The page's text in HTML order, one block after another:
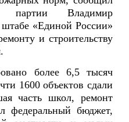
партии Владимир
«Единой России»
и строительству
более 6,5 тысяч
1600 объектов сдали
часть школ, ремонт
федеральный бюджет,